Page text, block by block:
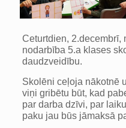
Ceturtdien, 2.decembrī,
nodarbība 5.a klases
daudzveidību.
Skolēni ceļoja nākotnē
viņi gribētu būt, kad
par darba dzīvi, par
paku jau būs jāmaksā